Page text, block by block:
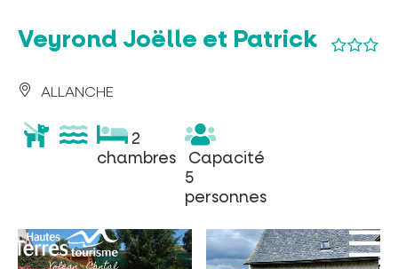
Veyrond Joëlle et Patrick
ALLANCHE
animaux
acceptés
piscine
2
chambres
2
chambres
Capacité
5
personnes
Capacité
5
personnes